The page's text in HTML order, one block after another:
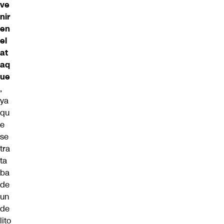
ve
nir
en
el
at
aq
ue
,
ya
qu
e
se
tra
ta
ba
de
un
de
lito